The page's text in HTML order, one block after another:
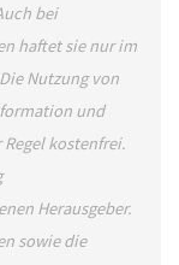
bei
haftet sie nur im
Nutzung von
und
kostenfrei.
Herausgeber.
sowie die